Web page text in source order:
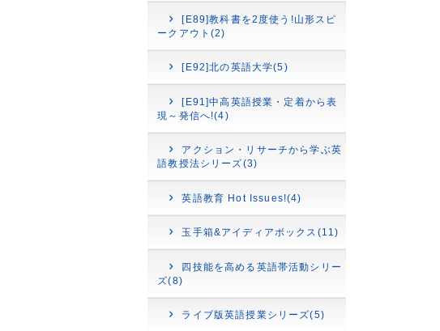
[E89]教科書を2度使う!山形スピ
ークアウト(2)
[E92]北の英語大学(5)
[E91]中高英語授業・定着から表
現～発信へ!(4)
アクション・リサーチから学ぶ英
語教授法シリーズ(3)
英語教育 Hot Issues!(4)
玉手箱&アイディアボックス(11)
四技能を高める英語帯活動シリー
ズ(8)
ライブ版英語授業シリーズ(5)